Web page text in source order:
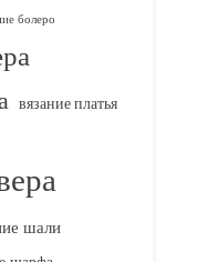
болеро
вязание платья
шали